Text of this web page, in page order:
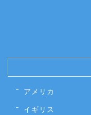
アメリカ
イギリス